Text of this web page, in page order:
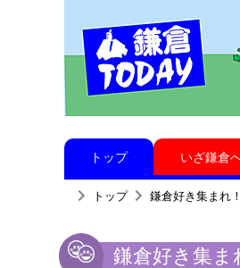
トップ いざ鎌倉
トップ 鎌倉好き集まれ！
鎌倉好き集ま